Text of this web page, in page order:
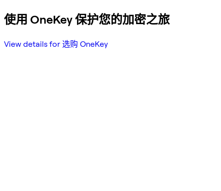
使用 OneKey 保护您的加密之旅
View details for 选购 OneKey